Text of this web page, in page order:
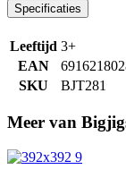
Specificaties
Leeftijd 3+
EAN
SKU
BJT281
Meer van